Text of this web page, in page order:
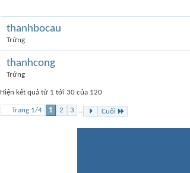
thanhbocau
Trứng
thanhcong
Trứng
Hiện kết quả từ 1 tới 30 của 120
Trang 1/4 1 2 3 ... Cuối